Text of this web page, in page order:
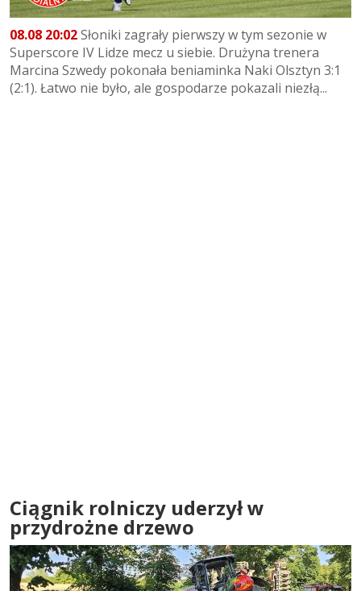
08.08 20:02Słoniki zagrały pierwszy w tym sezonie w
Superscore IV Lidze mecz u siebie. Drużyna trenera
Marcina Szwedy pokonała beniaminka Naki Olsztyn 3:1
(2:1). Łatwo nie było, ale gospodarze pokazali niezłą...
Ciągnik rolniczy uderzył w
przydrożne drzewo